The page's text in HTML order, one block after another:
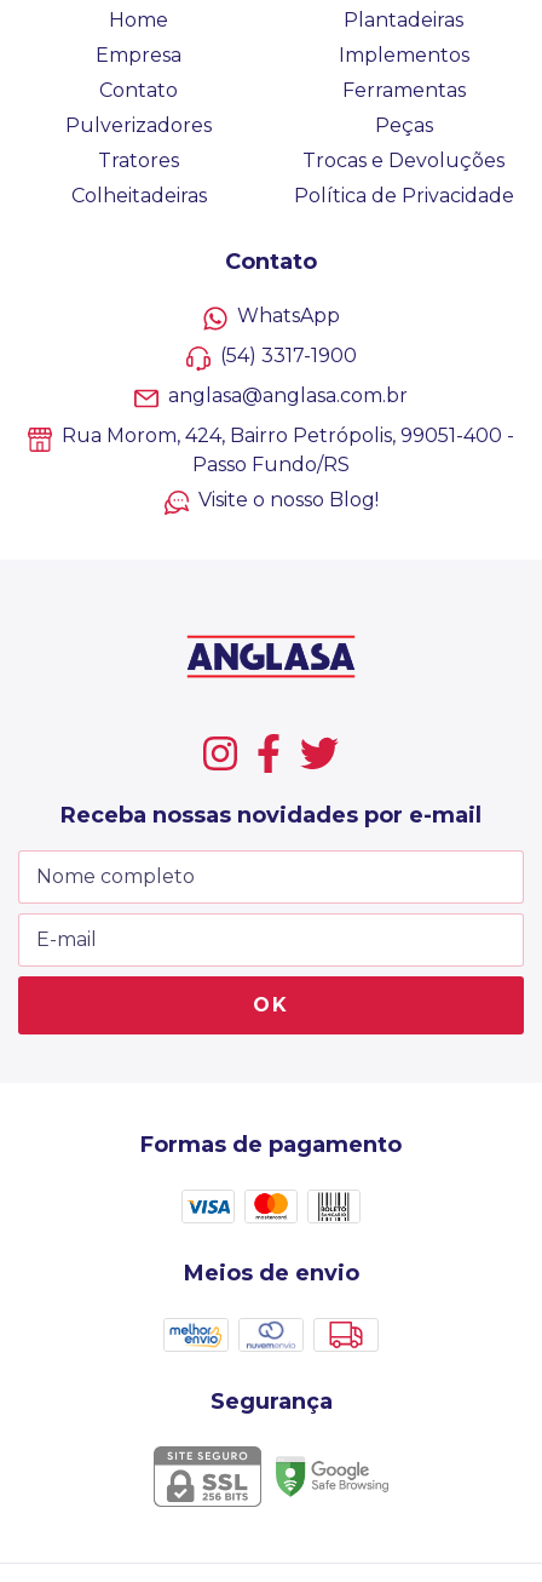
Home
Empresa
Contato
Pulverizadores
Tratores
Colheitadeiras
Plantadeiras
Implementos
Ferramentas
Peças
Trocas e Devoluções
Política de Privacidade
Contato
WhatsApp
(54) 3317-1900
anglasa@anglasa.com.br
Rua Morom, 424, Bairro Petrópolis, 99051-400 -
Passo Fundo/RS
Visite o nosso Blog!
Receba nossas novidades por e-mail
Formas de pagamento
Meios de envio
Segurança